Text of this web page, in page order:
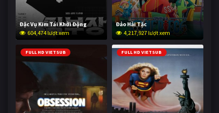
Đặc Vụ Kim Tái Khởi Động
604,474 lượt xem
Đảo Hải Tặc
4,217,927 lượt xem
FULL HD VIETSUB FULL HD VIETSUB